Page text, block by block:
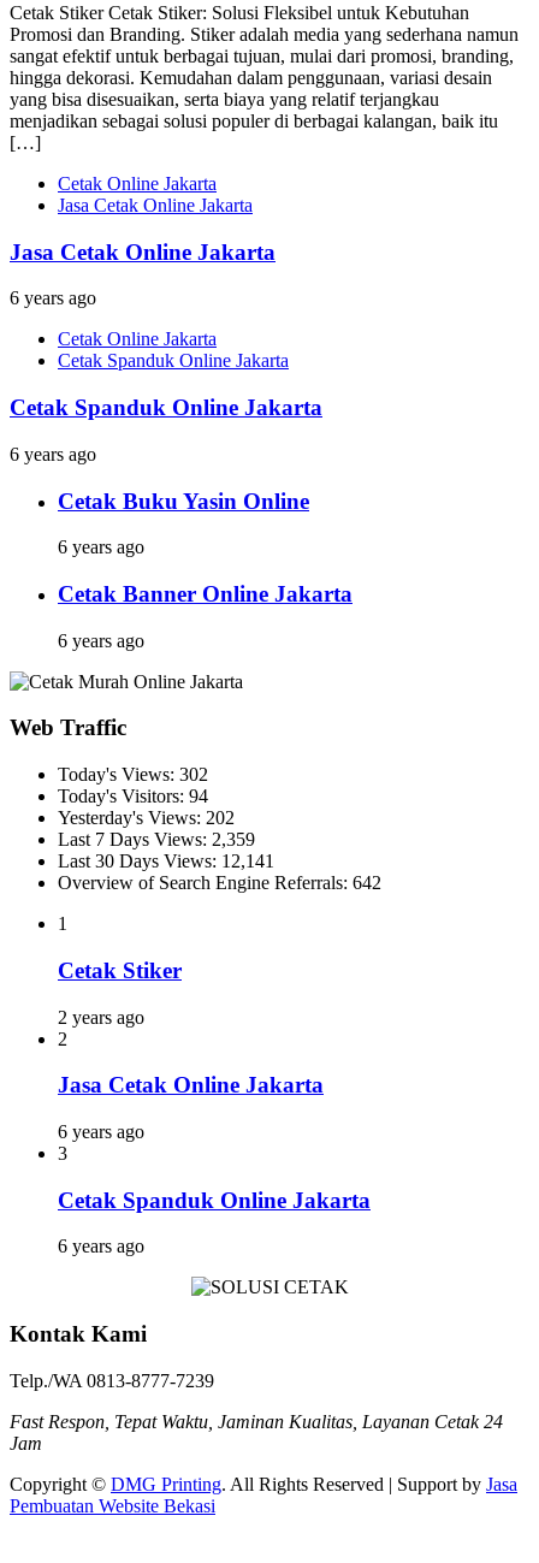
Cetak Stiker Cetak Stiker: Solusi Fleksibel untuk Kebutuhan
Promosi dan Branding. Stiker adalah media yang sederhana namun
sangat efektif untuk berbagai tujuan, mulai dari promosi, branding,
hingga dekorasi. Kemudahan dalam penggunaan, variasi desain
yang bisa disesuaikan, serta biaya yang relatif terjangkau
menjadikan sebagai solusi populer di berbagai kalangan, baik itu
[…]
Cetak Online Jakarta
Jasa Cetak Online Jakarta
Jasa Cetak Online Jakarta
6 years ago
Cetak Online Jakarta
Cetak Spanduk Online Jakarta
Cetak Spanduk Online Jakarta
6 years ago
Cetak Buku Yasin Online
6 years ago
Cetak Banner Online Jakarta
6 years ago
Web Traffic
Today's Views: 302
Today's Visitors: 94
Yesterday's Views: 202
Last 7 Days Views: 2,359
Last 30 Days Views: 12,141
Overview of Search Engine Referrals: 642
1
Cetak Stiker
2 years ago
2
Jasa Cetak Online Jakarta
6 years ago
3
Cetak Spanduk Online Jakarta
6 years ago
Kontak Kami
Telp./WA 0813-8777-7239
Fast Respon, Tepat Waktu, Jaminan Kualitas, Layanan Cetak 24
Jam
Copyright © DMG Printing. All Rights Reserved | Support by Jasa
Pembuatan Website Bekasi